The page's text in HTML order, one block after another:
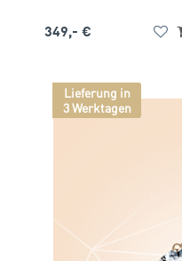
349,- €
Lieferung in
3 Werktagen